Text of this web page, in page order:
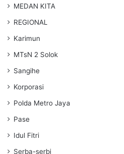
MEDAN KITA
REGIONAL
Karimun
MTsN 2 Solok
Sangihe
Korporasi
Polda Metro Jaya
Pase
Idul Fitri
Serba-serbi